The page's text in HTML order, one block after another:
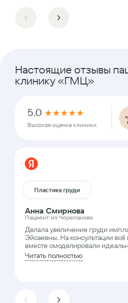
Настоящие отзывы
клинику «ГМЦ»
5.0 ★★★★★
Высокая оценка клиники
Пластика груди
Анна Смирнова
Пациент из Черепанова
Делала увеличение груди
Эйсаевны. На консультации
вместе смоделировали
Читать полностью